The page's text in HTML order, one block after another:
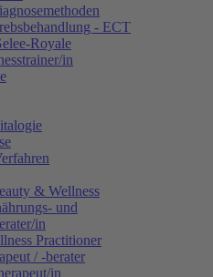
- ECT
Royale
in
& Wellness
und
in
Practitioner
/ -berater
in